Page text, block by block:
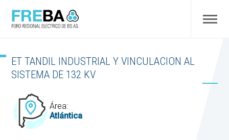
ET TANDIL INDUSTRIAL Y VINCULACION AL
SISTEMA DE 132 KV
Área:
Atlántica